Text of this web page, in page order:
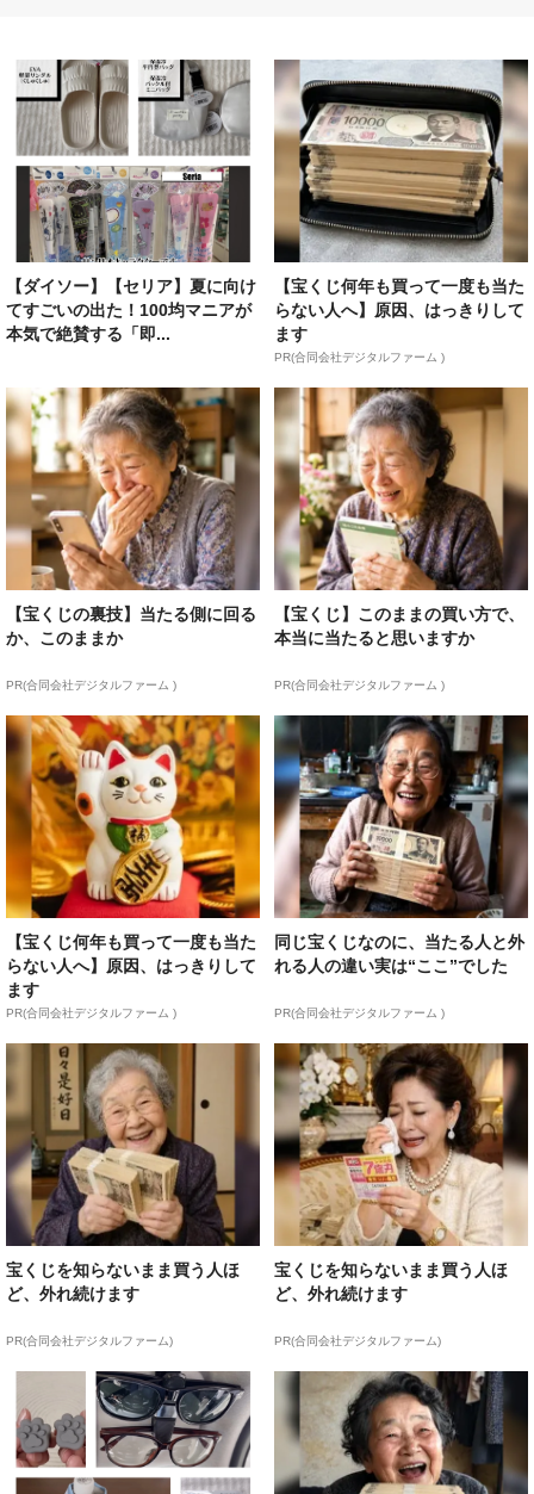
【ダイソー】【セリア】夏に向け
てすごいの出た！100均マニアが
本気で絶賛する「即...
【宝くじ何年も買って一度も当た
らない人へ】原因、はっきりして
ます
PR(合同会社デジタルファーム )
【宝くじの裏技】当たる側に回る
か、このままか
PR(合同会社デジタルファーム )
【宝くじ】このままの買い方で、
本当に当たると思いますか
PR(合同会社デジタルファーム )
【宝くじ何年も買って一度も当た
らない人へ】原因、はっきりして
ます
PR(合同会社デジタルファーム )
同じ宝くじなのに、当たる人と外
れる人の違い実は“ここ”でした
PR(合同会社デジタルファーム )
宝くじを知らないまま買う人ほ
ど、外れ続けます
PR(合同会社デジタルファーム)
宝くじを知らないまま買う人ほ
ど、外れ続けます
PR(合同会社デジタルファーム)